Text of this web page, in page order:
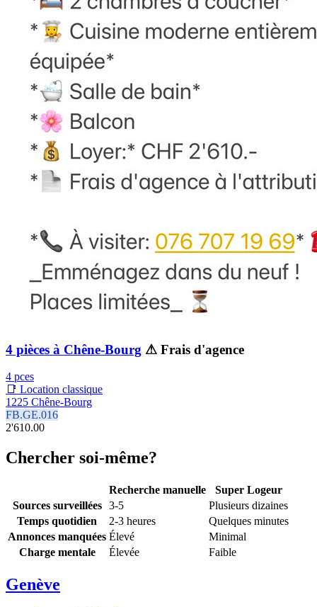
4 pièces à Chêne-Bourg ⚠ Frais d'agence
4 pces
📑 Location classique
1225 Chêne-Bourg
FB.GE.016
2'610.00
Chercher soi-même?
Recherche manuelle
Super Logeur
Sources surveillées
3-5
Plusieurs dizaines
Temps quotidien
2-3 heures
Quelques minutes
Annonces manquées Élevé
Minimal
Charge mentale
Élevée Faible
Genève